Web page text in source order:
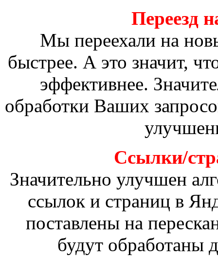
Переезд
Мы переехали на
быстрее. А это значит,
эффективнее.
обработки Ваших
Ссылки/
Значительно улучшен
ссылок и страниц в
поставлены на
будут